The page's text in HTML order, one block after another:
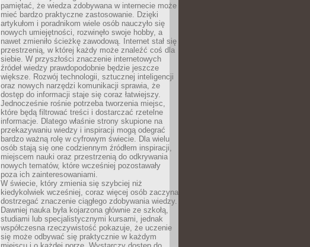
pamiętać, że wiedza zdobywana w internecie może
mieć bardzo praktyczne zastosowanie. Dzięki
artykułom i poradnikom wiele osób nauczyło się
nowych umiejętności, rozwinęło swoje hobby, a
nawet zmieniło ścieżkę zawodową. Internet stał się
przestrzenią, w której każdy może znaleźć coś dla
siebie. W przyszłości znaczenie internetowych
źródeł wiedzy prawdopodobnie będzie jeszcze
większe. Rozwój technologii, sztucznej inteligencji
oraz nowych narzędzi komunikacji sprawia, że
dostęp do informacji staje się coraz łatwiejszy.
Jednocześnie rośnie potrzeba tworzenia miejsc,
które będą filtrować treści i dostarczać rzetelne
informacje. Dlatego właśnie strony skupione na
przekazywaniu wiedzy i inspiracji mogą odegrać
bardzo ważną rolę w cyfrowym świecie. Dla wielu
osób stają się one codziennym źródłem inspiracji,
miejscem nauki oraz przestrzenią do odkrywania
nowych tematów, które wcześniej pozostawały
poza ich zainteresowaniami.
W świecie, który zmienia się szybciej niż
kiedykolwiek wcześniej, coraz więcej osób zaczyna
dostrzegać znaczenie ciągłego zdobywania wiedzy.
Dawniej nauka była kojarzona głównie ze szkołą,
studiami lub specjalistycznymi kursami, jednak
współczesna rzeczywistość pokazuje, że uczenie
się może odbywać się praktycznie w każdym